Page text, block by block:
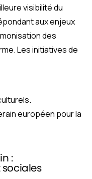
visibilité du
aux enjeux
des
Les initiatives de
européen pour la
: